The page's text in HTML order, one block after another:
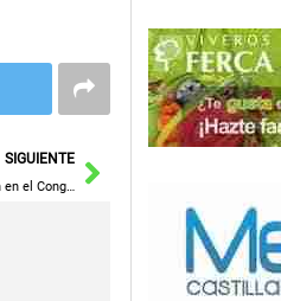
SIGUIENTE
El PP Desafía a Socialistas como Page a Rechazar el Cupo Catalán en el Congreso
Siguiente